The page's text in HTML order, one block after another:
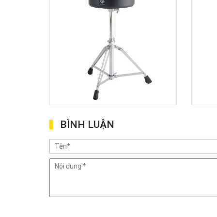
BÌNH LUẬN